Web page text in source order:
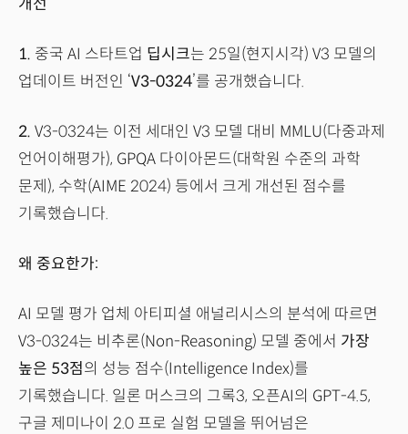
개선
1. 중국 AI 스타트업 딥시크는 25일(현지시각) V3 모델의
업데이트 버전인 ‘V3-0324’를 공개했습니다.
2. V3-0324는 이전 세대인 V3 모델 대비 MMLU(다중과제
언어이해평가), GPQA 다이아몬드(대학원 수준의 과학
문제), 수학(AIME 2024) 등에서 크게 개선된 점수를
기록했습니다.
왜 중요한가:
AI 모델 평가 업체 아티피셜 애널리시스의 분석에 따르면
V3-0324는 비추론(Non-Reasoning) 모델 중에서 가장
높은 53점의 성능 점수(Intelligence Index)를
기록했습니다. 일론 머스크의 그록3, 오픈AI의 GPT-4.5,
구글 제미나이 2.0 프로 실험 모델을 뛰어넘은